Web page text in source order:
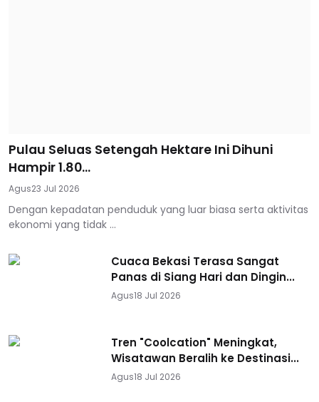
Pulau Seluas Setengah Hektare Ini Dihuni
Hampir 1.80...
Agus23 Jul 2026
Dengan kepadatan penduduk yang luar biasa serta aktivitas
ekonomi yang tidak ...
Cuaca Bekasi Terasa Sangat
Panas di Siang Hari dan Dingin...
Agus18 Jul 2026
Tren "Coolcation" Meningkat,
Wisatawan Beralih ke Destinasi...
Agus18 Jul 2026